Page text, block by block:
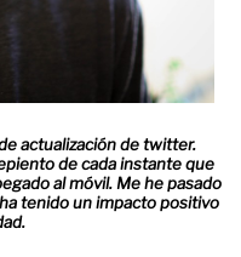
actualización de twitter.
de cada instante que
al móvil. Me he pasado
tenido un impacto positivo